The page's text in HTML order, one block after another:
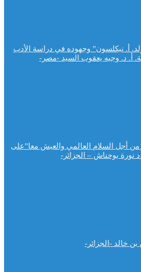
أ. نيكلسون” وجهوده في دراسة الأدب
أ. د. وجيه يعقوب السيد -مصر-
من أجل السلام العالمي والعيش معا”على
نورة بوحناش – الجزائر-
خالد -الجزائر-